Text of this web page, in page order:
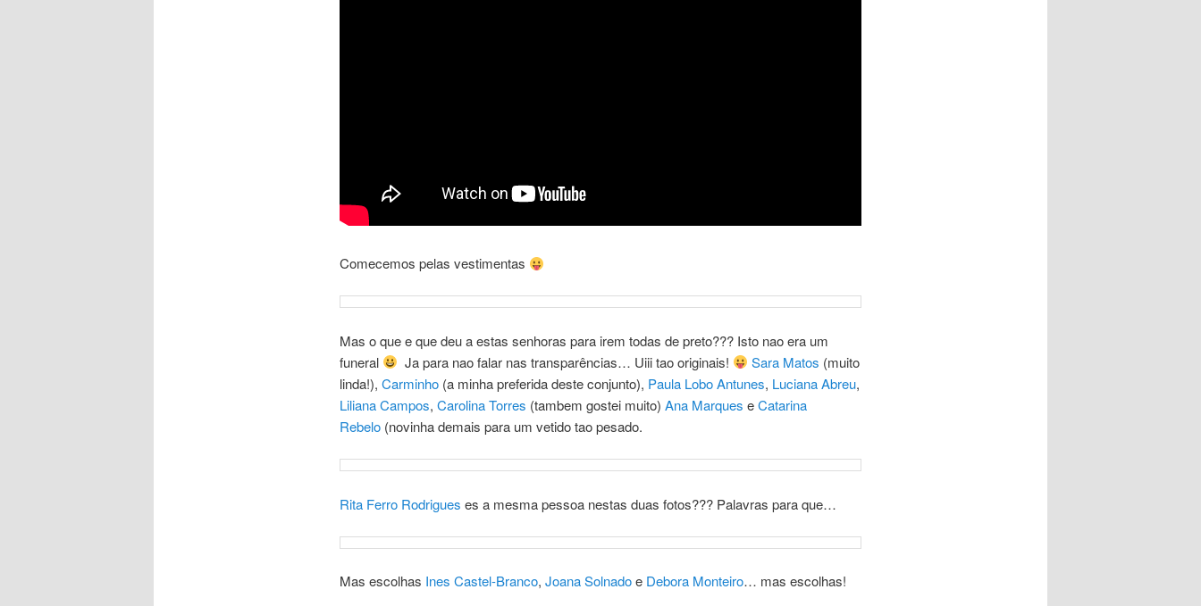
Comecemos pelas vestimentas
Mas o que e que deu a estas senhoras para irem todas de preto??? Isto nao era um
funeral
Ja para nao falar nas transparências… Uiii tao originais! Sara Matos (muito
linda!), Carminho(a minha preferida deste conjunto), Paula Lobo Antunes, Luciana Abreu,
Liliana Campos, Carolina Torres (tambem gostei muito) Ana Marques eCatarina
Rebelo(novinha demais para um vetido tao pesado.
Rita Ferro Rodrigues es a mesma pessoa nestas duas fotos??? Palavras para que…
Mas escolhas Ines Castel-Branco, Joana Solnadoe Debora Monteiro… mas escolhas!